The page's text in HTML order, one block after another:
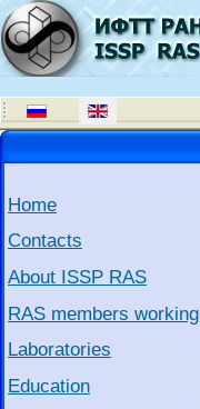
Home
Contacts
About ISSP RAS
RAS members
Laboratories
Education